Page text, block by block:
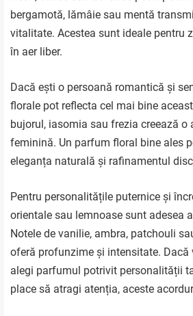
bergamotă, lămâie sau mentă
vitalitate. Acestea sunt ideale pentru
în aer liber.
Dacă ești o persoană romantică și
florale pot reflecta cel mai bine
bujorul, iasomia sau frezia creează o
feminină. Un parfum floral bine ales
eleganța naturală și rafinamentul
Pentru personalitățile puternice și
orientale sau lemnoase sunt adesea
Notele de vanilie, ambra, patchouli
oferă profunzime și intensitate. Dacă
alegi parfumul potrivit personalității
place să atragi atenția, aceste